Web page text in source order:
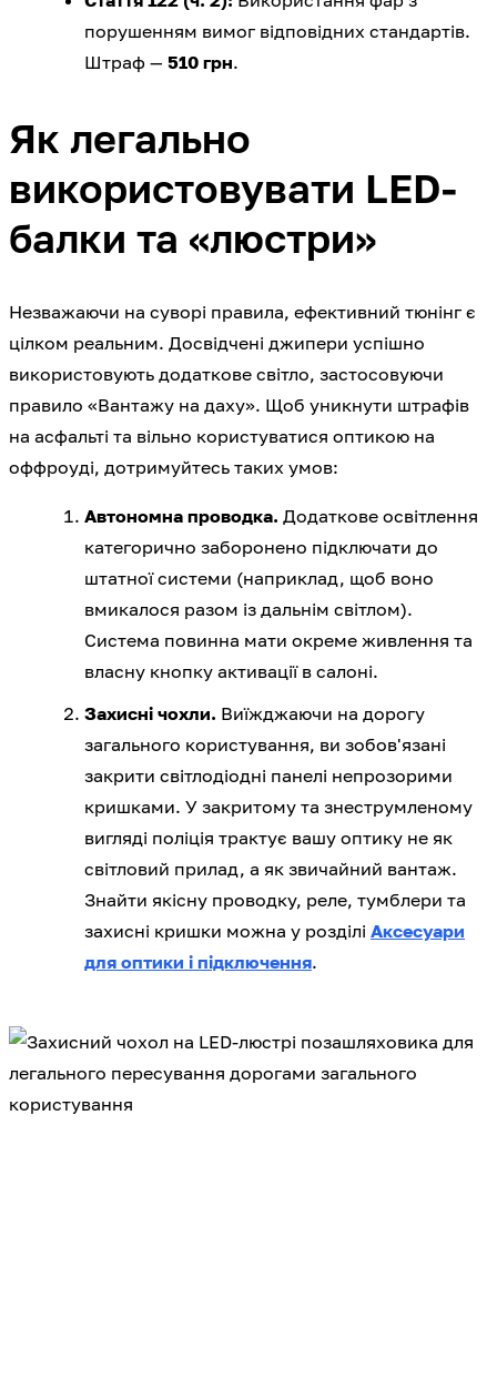
порушенням вимог відповідних стандартів.
Штраф — 510 грн.
Як легально
використовувати LED-
балки та «люстри»
Незважаючи на суворі правила, ефективний тюнінг є
цілком реальним. Досвідчені джипери успішно
використовують додаткове світло, застосовуючи
правило «Вантажу на даху». Щоб уникнути штрафів
на асфальті та вільно користуватися оптикою на
оффроуді, дотримуйтесь таких умов:
Автономна проводка. Додаткове освітлення
категорично заборонено підключати до
штатної системи (наприклад, щоб воно
вмикалося разом із дальнім світлом).
Система повинна мати окреме живлення та
власну кнопку активації в салоні.
Захисні чохли. Виїжджаючи на дорогу
загального користування, ви зобов'язані
закрити світлодіодні панелі непрозорими
кришками. У закритому та знеструмленому
вигляді поліція трактує вашу оптику не як
світловий прилад, а як звичайний вантаж.
Знайти якісну проводку, реле, тумблери та
захисні кришки можна у розділі Аксесуари
для оптики і підключення.